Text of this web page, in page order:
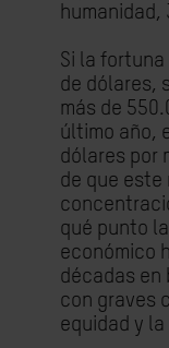
humanidad,
Si la fortuna
de dólares,
más de
último año,
dólares por
de que este
qué punto
económico
décadas en
con graves
equidad y